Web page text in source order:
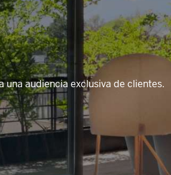
audiencia exclusiva de clientes.